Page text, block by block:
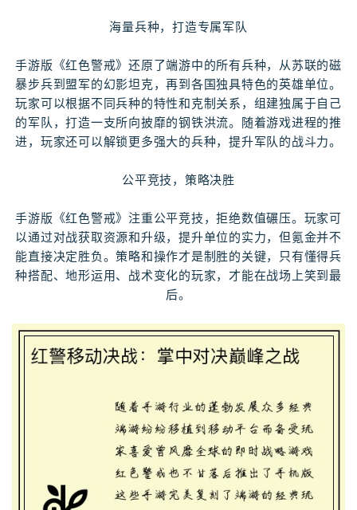
海量兵种，打造专属军队
手游版《红色警戒》还原了端游中的所有兵种，从苏联的磁
暴步兵到盟军的幻影坦克，再到各国独具特色的英雄单位。
玩家可以根据不同兵种的特性和克制关系，组建独属于自己
的军队，打造一支所向披靡的钢铁洪流。随着游戏进程的推
进，玩家还可以解锁更多强大的兵种，提升军队的战斗力。
公平竞技，策略决胜
手游版《红色警戒》注重公平竞技，拒绝数值碾压。玩家可
以通过对战获取资源和升级，提升单位的实力，但氪金并不
能直接决定胜负。策略和操作才是制胜的关键，只有懂得兵
种搭配、地形运用、战术变化的玩家，才能在战场上笑到最
后。